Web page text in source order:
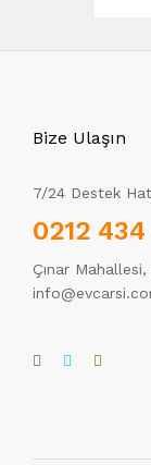
Bize Ulaşın
7/24 Destek
0212
Çınar